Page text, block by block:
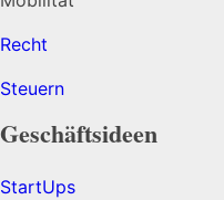
Recht
Steuern
Geschäftsideen
StartUps